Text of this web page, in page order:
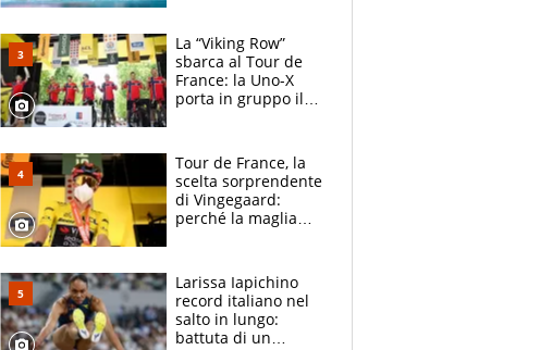
mirino
La “Viking Row”
sbarca al Tour de
France: la Uno-X
porta in gruppo il
compagni
Tour de France, la
scelta sorprendente
di Vingegaard:
perché la maglia
rischio da evitare
Larissa Iapichino
record italiano nel
salto in lungo:
battuta di un